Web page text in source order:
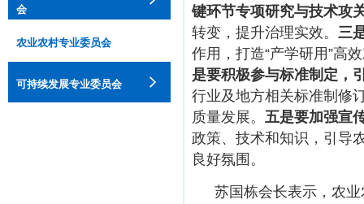
会
农业农村专业委员会
可持续发展专业委员会
键环节专项研究与技术攻
转变，提升治理实效。 三
作用，打造“产学研用”高
是要积极参与标准制定 ，
行业及地方相关标准制修
质量发展。 五是要加强宣
政策、技术和知识，引导
良好氛围。
苏国栋会长表示，农